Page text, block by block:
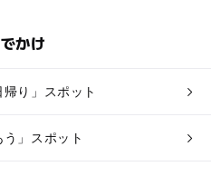
かけ
り」スポット
」スポット